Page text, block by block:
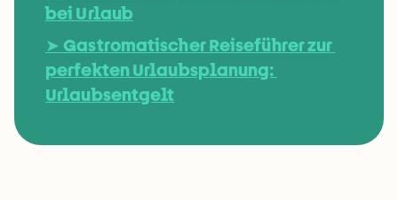
bei Urlaub
➤ Gastromatischer Reiseführer zur
perfekten Urlaubsplanung:
Urlaubsentgelt